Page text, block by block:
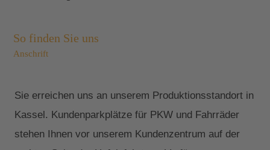
So finden Sie uns
Anschrift
Sie erreichen uns an unserem Produktionsstandort in
Kassel. Kundenparkplätze für PKW und Fahrräder
stehen Ihnen vor unserem Kundenzentrum auf der